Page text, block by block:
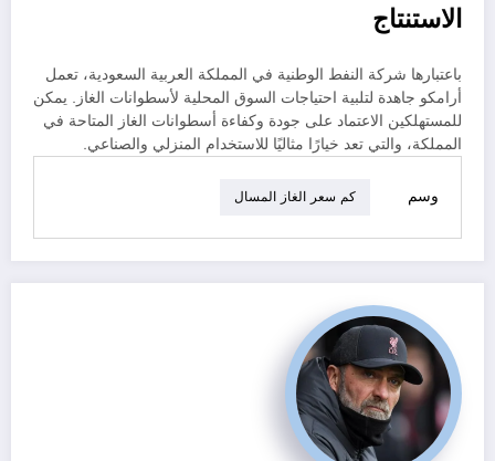
الاستنتاج
باعتبارها شركة النفط الوطنية في المملكة العربية السعودية، تعمل
أرامكو جاهدة لتلبية احتياجات السوق المحلية لأسطوانات الغاز. يمكن
للمستهلكين الاعتماد على جودة وكفاءة أسطوانات الغاز المتاحة في
المملكة، والتي تعد خيارًا مثاليًا للاستخدام المنزلي والصناعي.
وسم كم سعر الغاز المسال